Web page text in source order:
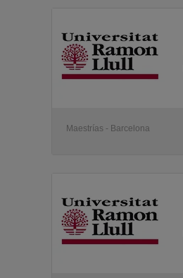
Maestrías - Barcelona